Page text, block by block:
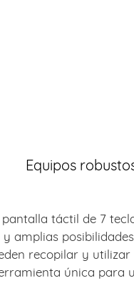
Equipos
pantalla táctil de 7
amplias
recopilar y
única para